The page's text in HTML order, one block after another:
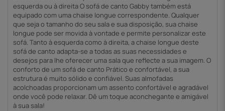
esquerda ou à direita O sofá de canto Gabby também está
equipado com uma chaise longue correspondente. Qualquer
que seja o tamanho do seu sala e sua disposição, sua chaise
longue pode ser movida à vontade e permite personalizar este
sofá. Tanto à esquerda como à direita, a chaise longue deste
sofá de canto adapta-se a todas as suas necessidades e
desejos para lhe oferecer uma sala que reflecte a sua imagem. O
conforto de um sofá de canto Prático e confortável, a sua
estrutura é muito sólido e confiável. Suas almofadas
acolchoadas proporcionam um assento confortável e agradável
onde você pode relaxar. Dê um toque aconchegante e amigável
à sua sala!